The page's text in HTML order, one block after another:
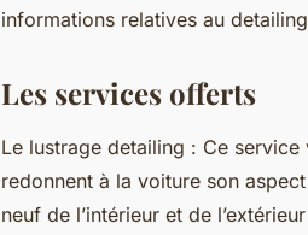
informations relatives au
Les services offerts
Le lustrage detailing : Ce
redonnent à la voiture son
neuf de l’intérieur et de